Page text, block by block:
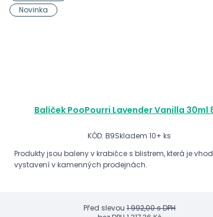
Balíček PooPourri Lavender Vanilla 30ml
KÓD: B9Skladem 10+ ks
Produkty jsou baleny v krabičce s blistrem, která je
vystavení v kamenných prodejnách.
Před slevou1 992,00 s DPH
Novinka